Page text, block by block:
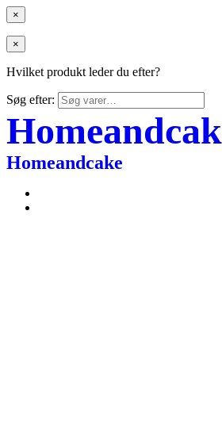
×
×
Hvilket produkt leder du efter?
Søg efter:
Homeandcake